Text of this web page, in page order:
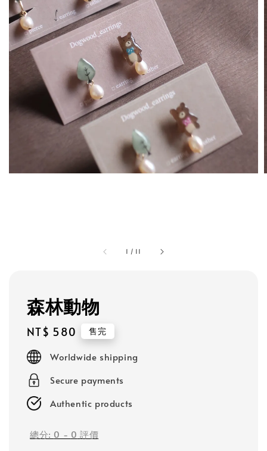
1 / 11
森林動物
Regular
price
NT$ 580 售完
Worldwide shipping
Secure payments
Authentic products
總分: 0 - 0 評價